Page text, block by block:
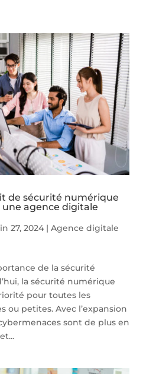
de sécurité numérique
agence digitale
27, 2024| Agence digitale
de la sécurité
la sécurité numérique
pour toutes les
ou petites. Avec l’expansion
sont de plus en